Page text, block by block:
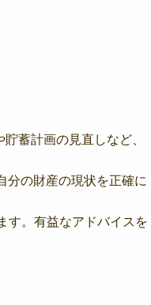
蓄計画の見直しなど、
分の財産の現状を正確に
す。有益なアドバイスを